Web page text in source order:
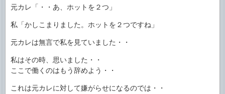
元カレ「・・あ、ホットを２つ」
私「かしこまりました。ホットを２つですね」
元カレは無言で私を見ていました・・
私はその時、思いました・・
ここで働くのはもう辞めよう・・
これは元カレに対して嫌がらせになるのでは・・